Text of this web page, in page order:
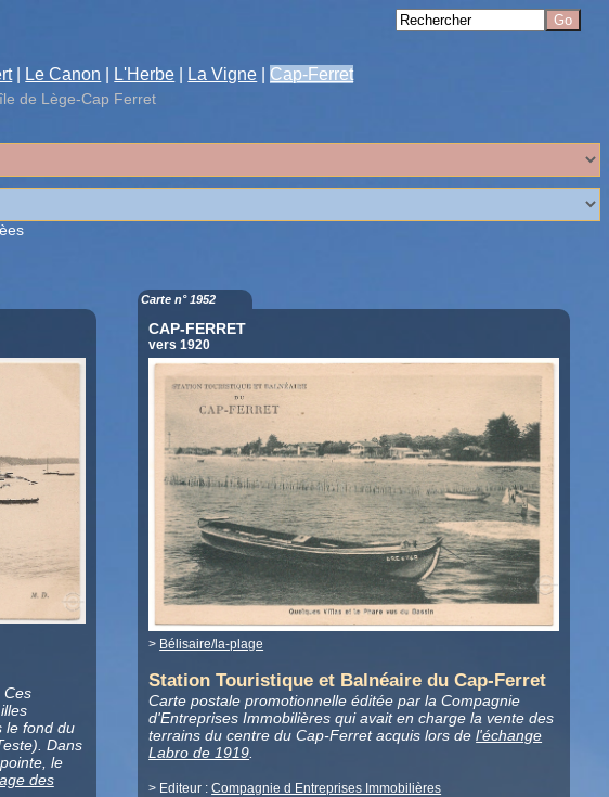
Le Canon L'Herbe La Vigne Cap-Ferret
de Lège-Cap Ferret
Ces
le fond du
Dans
le
des
Carte n° 1952
CAP-FERRET
vers 1920
> Bélisaire/la-plage
Station Touristique et Balnéaire du Cap-Ferret
Carte postale promotionnelle éditée par la Compagnie
d'Entreprises Immobilières qui avait en charge la vente des
terrains du centre du Cap-Ferret acquis lors del'échange
Labro de 1919
> Editeur :Compagnie d Entreprises Immobilières